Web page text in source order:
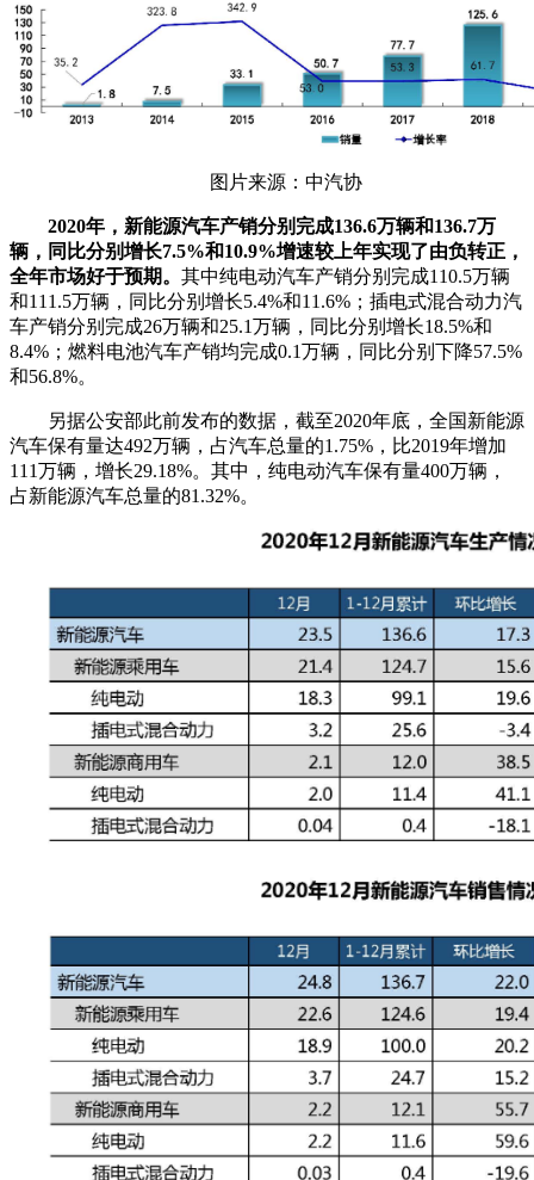
图片来源：中汽协
2020年，新能源汽车产销分别完成136.6万辆和136.7万
辆，同比分别增长7.5%和10.9%增速较上年实现了由负转正，
全年市场好于预期。 其中纯电动汽车产销分别完成110.5万辆
和111.5万辆，同比分别增长5.4%和11.6%；插电式混合动力汽
车产销分别完成26万辆和25.1万辆，同比分别增长18.5%和
8.4%；燃料电池汽车产销均完成0.1万辆，同比分别下降57.5%
和56.8%。
另据公安部此前发布的数据，截至2020年底，全国新能源
汽车保有量达492万辆，占汽车总量的1.75%，比2019年增加
111万辆，增长29.18%。其中，纯电动汽车保有量400万辆，
占新能源汽车总量的81.32%。